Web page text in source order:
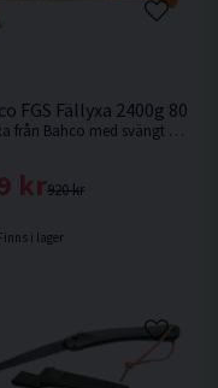
FGS Fällyxa 2400g
Fällyxa från Bahco med svängt skaft i askträ med tunnt skäregg.
920 kr
kr
i lager